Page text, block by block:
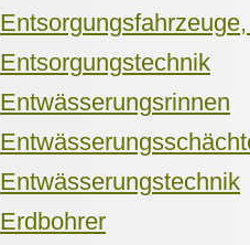
Entsorgungstechnik
Entwässerungsrinnen
Entwässerungstechnik
Erdbohrer